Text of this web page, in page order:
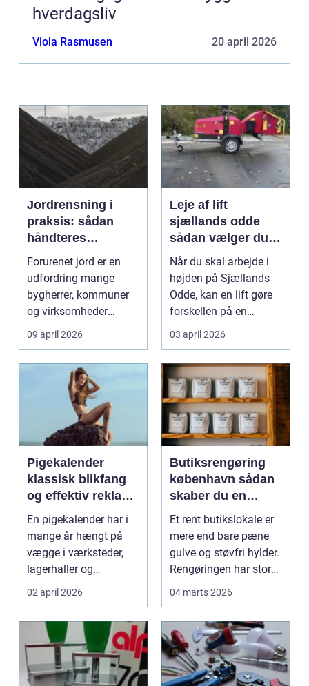
hverdagsliv
Viola Rasmusen 20 april 2026
Jordrensning i
praksis: sådan
håndteres
forurenet jord
ansvarligt
Forurenet jord er en
udfordring mange
bygherrer, kommuner
og virksomheder
møder, når gamle
industrig...
09 april 2026
Leje af lift
sjællands odde
sådan vælger du
den rigtige løsning
Når du skal arbejde i
højden på Sjællands
Odde, kan en lift gøre
forskellen på en
besværlig og en ov...
03 april 2026
Pigekalender
klassisk blikfang
og effektiv reklame
året rundt
En pigekalender har i
mange år hængt på
vægge i værksteder,
lagerhaller og
frokoststuer over hele
02 april 2026
Butiksrengøring
københavn sådan
skaber du en
butik, kunderne
har lyst til at
komme tilbage til
Et rent butikslokale er
mere end bare pæne
gulve og støvfri hylder.
Rengøringen har stor
betydning f...
04 marts 2026